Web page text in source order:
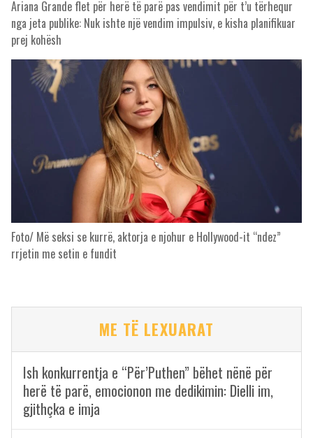
Ariana Grande flet për herë të parë pas vendimit për t’u tërhequr
nga jeta publike: Nuk ishte një vendim impulsiv, e kisha planifikuar
prej kohësh
Foto/ Më seksi se kurrë, aktorja e njohur e Hollywood-it “ndez”
rrjetin me setin e fundit
ME TË LEXUARAT
Ish konkurrentja e “Për’Puthen” bëhet nënë për
herë të parë, emocionon me dedikimin: Dielli im,
gjithçka e imja